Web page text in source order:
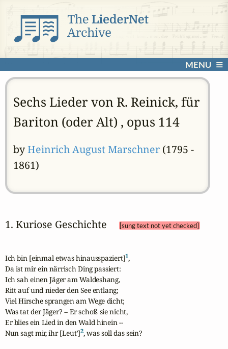
MENU
Sechs Lieder von R. Reinick, für
Bariton (oder Alt) , opus 114
byHeinrich August Marschner(1795 -
1861)
1. Kuriose Geschichte [sung text not yet checked]
Ich bin [einmal etwas hinausspaziert]1,
Da ist mir ein närrisch Ding passiert:
Ich sah einen Jäger am Waldeshang,
Ritt auf und nieder den See entlang;
Viel Hirsche sprangen am Wege dicht;
Was tat der Jäger? -- Er schoß sie nicht,
Er blies ein Lied in den Wald hinein --
Nun sagt mir, ihr [Leut']2, was soll das sein?